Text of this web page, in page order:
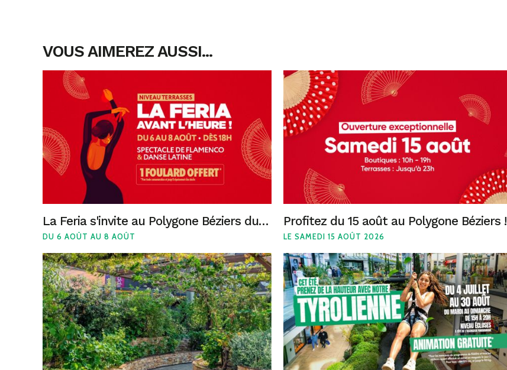
VOUS AIMEREZ AUSSI...
La Feria s'invite au Polygone Béziers du 6 au 8 août !
DU 6 AOÛT AU 8 AOÛT
Profitez du 15 août au Polygone Béziers !
LE SAMEDI 15 AOÛT 2026